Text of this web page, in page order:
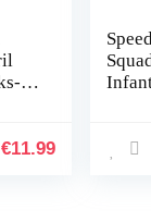
€11.99